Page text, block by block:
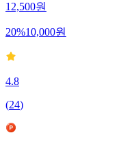
12,500원
20%10,000원
4.8
(24)